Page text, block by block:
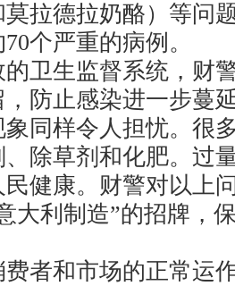
拉德拉奶酪）等问
个严重的病例。
生监督系统，财
防止感染进一步蔓
同样令人担忧。很
、除草剂和化肥。过
健康。财警对以上
大利制造”的招牌，
和市场的正常运